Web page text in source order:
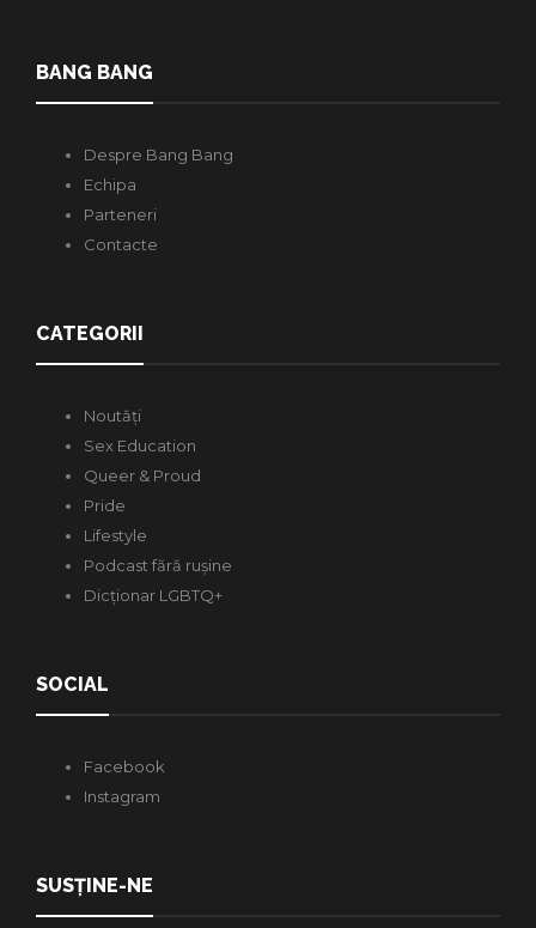
BANG BANG
Despre Bang Bang
Echipa
Parteneri
Contacte
CATEGORII
Noutăți
Sex Education
Queer & Proud
Pride
Lifestyle
Podcast fără rușine
Dicționar LGBTQ+
SOCIAL
Facebook
Instagram
SUSȚINE-NE